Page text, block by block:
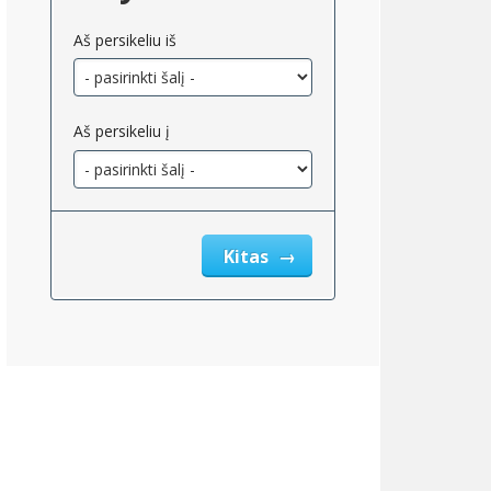
Aš persikeliu iš
Aš persikeliu į
Kitas